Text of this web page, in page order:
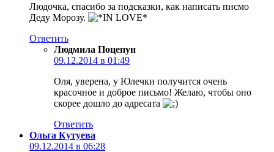
Людочка, спасибо за подсказки, как написать писмо
Деду Морозу.
Ответить
Людмила Поцепун
09.12.2014 в 01:49
Оля, уверена, у Юлечки получится очень
красочное и доброе письмо! Желаю, чтобы оно
скорее дошло до адресата
Ответить
Ольга Кутуева
09.12.2014 в 06:28